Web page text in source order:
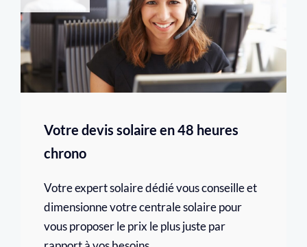
Votre devis solaire en 48 heures
chrono
Votre expert solaire dédié vous conseille et
dimensionne votre centrale solaire pour
vous proposer le prix le plus juste par